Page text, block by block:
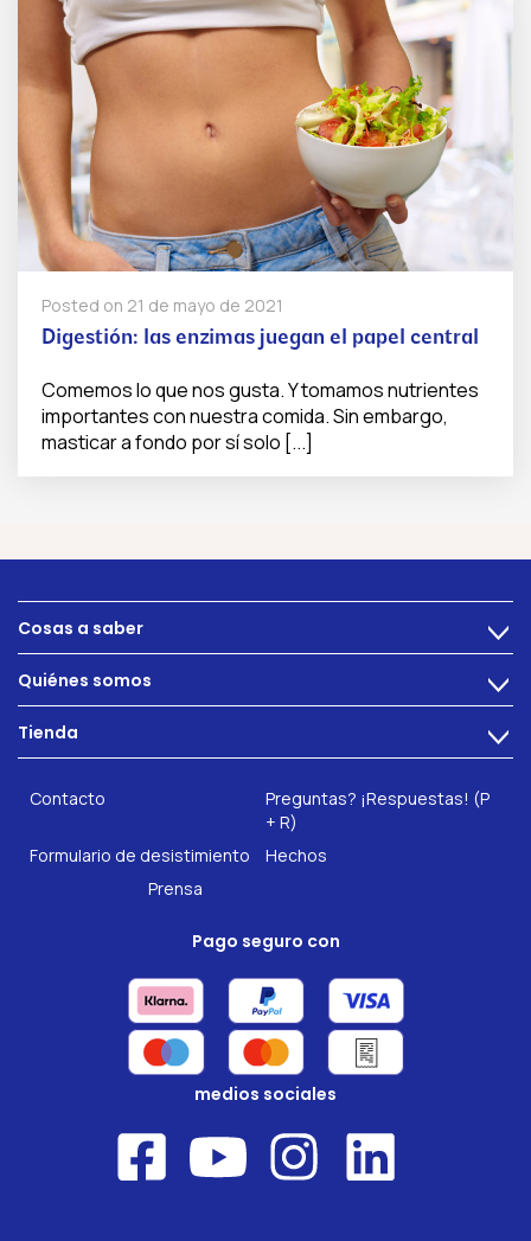
Posted on 21 de mayo de 2021
Digestión: las enzimas juegan el papel central
Comemos lo que nos gusta. Y tomamos nutrientes
importantes con nuestra comida. Sin embargo,
masticar a fondo por sí solo [...]
Cosas a saber >
Alimentacion
Problemas intestinales
Salud intestinal
Quiénes somos >
Tecnología
Tienda >
INTEST.pro
Nuestros complementos alimenticios
Contacto
Preguntas? ¡Respuestas! (P
+ R)
Formulario de desistimiento
Hechos
Prensa
Pago seguro con
medios sociales